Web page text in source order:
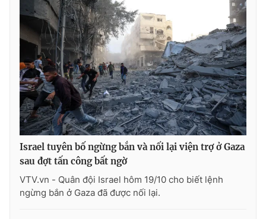
Israel tuyên bố ngừng bắn và nối lại viện trợ ở Gaza
sau đợt tấn công bất ngờ
VTV.vn - Quân đội Israel hôm 19/10 cho biết lệnh
ngừng bắn ở Gaza đã được nối lại.